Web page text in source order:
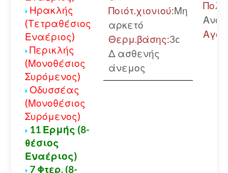
Ηρακλής
(Τετραθέσιος
Εναέριος)
Περικλής
(Μονοθέσιος
Συρόμενος)
Οδυσσέας
(Μονοθέσιος
Συρόμενος)
11 Ερμής (8-
θέσιος
Εναέριος)
7 Φτερ. (8-
Ποιότ.χιονιού:Μη
αρκετό
Θερμ.βάσης:3c
Δ ασθενής
άνεμος